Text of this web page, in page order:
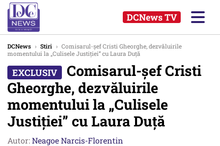
DCNews TV
DCNews › Stiri › Comisarul-șef Cristi Gheorghe, dezvăluirile
momentului la „Culisele Justiției” cu Laura Duță
Comisarul-șef Cristi
Gheorghe, dezvăluirile
momentului la „Culisele
Justiției” cu Laura Duță
Autor:Neagoe Narcis-Florentin